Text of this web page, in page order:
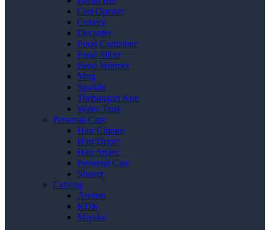
Can Opener
Cutlery
Decanter
Food Container
Food Slicer
Food Warmer
Mug
Spatula
Timbangan Kue
Water Tank
Personal Care
Hair Clipper
Hair Dryer
Hair Styler
Personal Care
Shaver
Catalog
Ariston
KDK
Miyako